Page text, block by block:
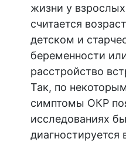
жизни у
считается
детском и
беременности
расстройство
Так, по
симптомы ОКР
исследованиях